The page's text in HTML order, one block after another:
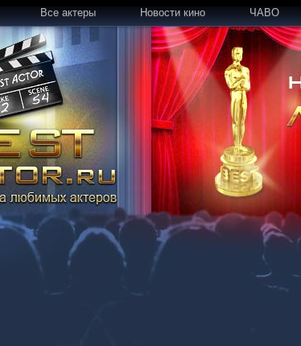
Все актеры Новости кино ЧАВО